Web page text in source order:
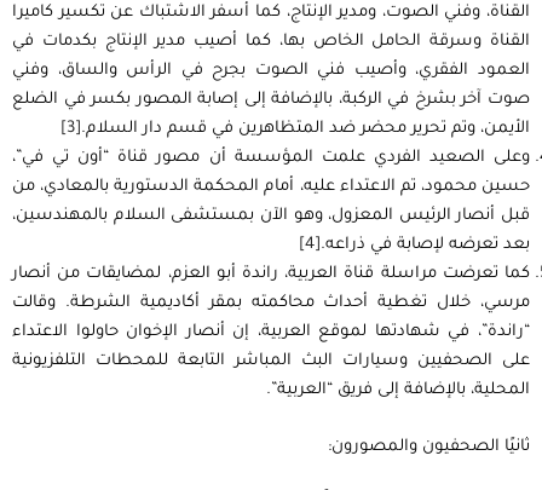
القناة، وفني الصوت، ومدير الإنتاج، كما أسفر الاشتباك عن تكسير كاميرا
القناة وسرقة الحامل الخاص بها، كما أصيب مدير الإنتاج بكدمات في
العمود الفقري، وأصيب فني الصوت بجرح في الرأس والساق، وفني
صوت آخر بشرخ في الركبة، بالإضافة إلى إصابة المصور بكسر في الضلع
الأيمن، وتم تحرير محضر ضد المتظاهرين في قسم دار السلام.[3]
وعلى الصعيد الفردي علمت المؤسسة أن مصور قناة “أون تي في”،
حسين محمود، تم الاعتداء عليه، أمام المحكمة الدستورية بالمعادي، من
قبل أنصار الرئيس المعزول، وهو الآن بمستشفى السلام بالمهندسين،
بعد تعرضه لإصابة في ذراعه.[4]
كما تعرضت مراسلة قناة العربية، راندة أبو العزم، لمضايقات من أنصار
مرسي، خلال تغطية أحداث محاكمته بمقر أكاديمية الشرطة. وقالت
“راندة”، في شهادتها لموقع العربية، إن أنصار الإخوان حاولوا الاعتداء
على الصحفيين وسيارات البث المباشر التابعة للمحطات التلفزيونية
المحلية، بالإضافة إلى فريق “العربية”.
ثانيًا الصحفيون والمصورون: